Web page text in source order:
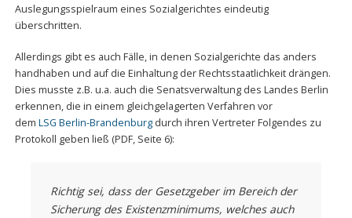
Auslegungsspielraum eines Sozialgerichtes eindeutig
überschritten.
Allerdings gibt es auch Fälle, in denen Sozialgerichte das anders
handhaben und auf die Einhaltung der Rechtsstaatlichkeit drängen.
Dies musste z.B. u.a. auch die Senatsverwaltung des Landes Berlin
erkennen, die in einem gleichgelagerten Verfahren vor
dem LSG Berlin-Brandenburgdurch ihren Vertreter Folgendes zu
Protokoll geben ließ (PDF, Seite 6):
Richtig sei, dass der Gesetzgeber im Bereich der
Sicherung des Existenzminimums, welches auch